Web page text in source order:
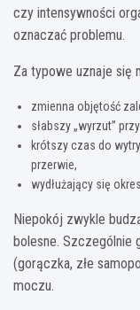
czy intensywności
oznaczać problemu.
Za typowe uznaje się
zmienna objętość
słabszy „wyrzut”
krótszy czas do
przerwie,
wydłużający się
Niepokój zwykle
bolesne. Szczególnie
(gorączka, złe
moczu.